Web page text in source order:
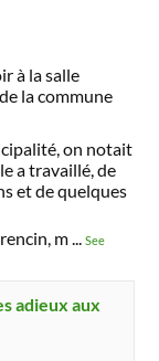
à la salle
la commune
on notait
a travaillé, de
et de quelques
m
...See
adieux aux